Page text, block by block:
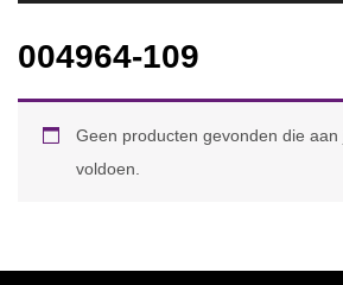
004964-109
Geen producten gevonden die aan
voldoen.